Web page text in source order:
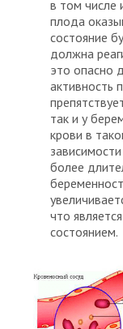
в том числе
плода
состояние
должна
это опасно
активность
так и у
крови в
более
что
состоянием.